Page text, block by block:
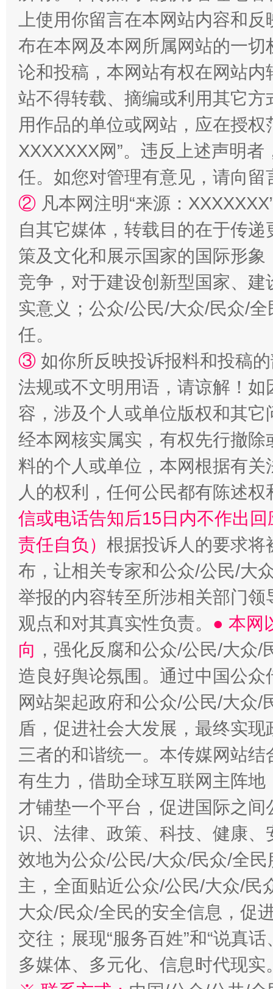
站台名比不上好声名
漫山遍野的桃花与雪山、麦地、白藏房 除
招工难、用工荒背后
上使用你留言在本网站内容和
布在本网及本网所属网站的一
论和投稿，本网站有权在网站
站不得转载、摘编或利用其它
用作品的单位或网站，应在授
XXXXXXX网”。违反上述声明
任。如您对管理有意见，请向
② 凡本网注明“来源：
自其它媒体，转载目的在于传
策及文化和展示国家的国际形
竞争，对于建设创新型国家、
实意义；公众/公民/大众/民众/
任。
③ 如你所反映投诉报料和投稿
法规或不文明用语，请谅解！
容，涉及个人或单位版权和其它
经本网核实属实，有权先行撤
料的个人或单位，本网根据有
人的权利，任何公民都有陈述
信或电话告知后15日内不作出
责任自负） 根据投诉人的要求将
布，让相关专家和公众/公民/大
举报的内容转至所涉相关部门
观点和对其真实性负责。 ● 本网
向 ，强化反腐和公众/公民/大众
造良好舆论氛围。通过中国公
网站架起政府和公众/公民/大众
盾，促进社会大发展，最终实
三者的和谐统一。本传媒网站
有生力，借助全球互联网主阵
才铺垫一个平台，促进国际之
识、法律、政策、科技、健康
效地为公众/公民/大众/民众/全
主，全面贴近公众/公民/大众/民
大众/民众/全民的安全信息，促
交往；展现“服务百姓”和“说真
多媒体、多元化、信息时代现实